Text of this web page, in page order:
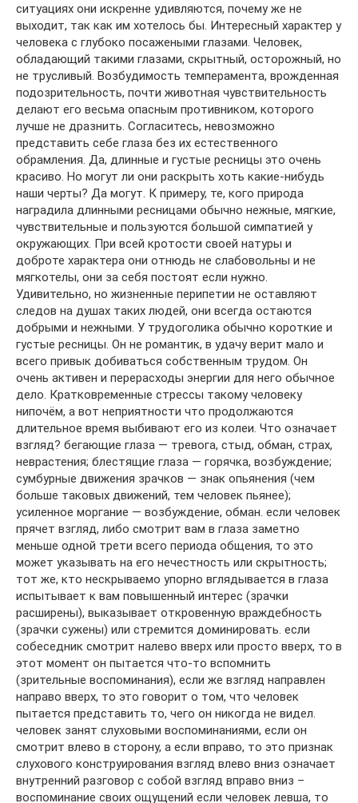
ситуациях они искренне удивляются, почему же не
выходит, так как им хотелось бы. Интересный характер у
человека с глубоко посажеными глазами. Человек,
обладающий такими глазами, скрытный, осторожный, но
не трусливый. Возбудимость темперамента, врожденная
подозрительность, почти животная чувствительность
делают его весьма опасным противником, которого
лучше не дразнить. Согласитесь, невозможно
представить себе глаза без их естественного
обрамления. Да, длинные и густые ресницы это очень
красиво. Но могут ли они раскрыть хоть какие-нибудь
наши черты? Да могут. К примеру, те, кого природа
наградила длинными ресницами обычно нежные, мягкие,
чувствительные и пользуются большой симпатией у
окружающих. При всей кротости своей натуры и
доброте характера они отнюдь не слабовольны и не
мягкотелы, они за себя постоят если нужно.
Удивительно, но жизненные перипетии не оставляют
следов на душах таких людей, они всегда остаются
добрыми и нежными. У трудоголика обычно короткие и
густые ресницы. Он не романтик, в удачу верит мало и
всего привык добиваться собственным трудом. Он
очень активен и перерасходы энергии для него обычное
дело. Кратковременные стрессы такому человеку
нипочём, а вот неприятности что продолжаются
длительное время выбивают его из колеи. Что означает
взгляд? бегающие глаза — тревога, стыд, обман, страх,
неврастения; блестящие глаза — горячка, возбуждение;
сумбурные движения зрачков — знак опьянения (чем
больше таковых движений, тем человек пьянее);
усиленное моргание — возбуждение, обман. если человек
прячет взгляд, либо смотрит вам в глаза заметно
меньше одной трети всего периода общения, то это
может указывать на его нечестность или скрытность;
тот же, кто нескрываемо упорно вглядывается в глаза
испытывает к вам повышенный интерес (зрачки
расширены), выказывает откровенную враждебность
(зрачки сужены) или стремится доминировать. если
собеседник смотрит налево вверх или просто вверх, то в
этот момент он пытается что-то вспомнить
(зрительные воспоминания), если же взгляд направлен
направо вверх, то это говорит о том, что человек
пытается представить то, чего он никогда не видел.
человек занят слуховыми воспоминаниями, если он
смотрит влево в сторону, а если вправо, то это признак
слухового конструирования взгляд влево вниз означает
внутренний разговор с собой взгляд вправо вниз –
воспоминание своих ощущений если человек левша, то